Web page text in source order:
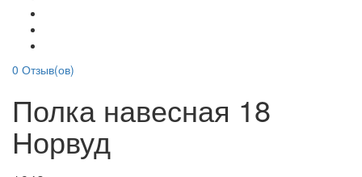
0 Отзыв(ов)
Полка навесная 18
Норвуд